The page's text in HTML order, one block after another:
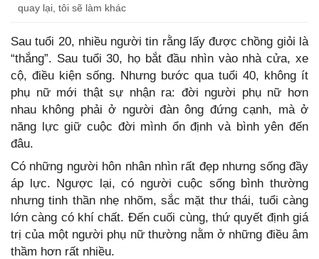
quay lại, tôi sẽ làm khác
Sau tuổi 20, nhiều người tin rằng lấy được chồng giỏi là
“thắng”. Sau tuổi 30, họ bắt đầu nhìn vào nhà cửa, xe
cộ, điều kiện sống. Nhưng bước qua tuổi 40, không ít
phụ nữ mới thật sự nhận ra: đời người phụ nữ hơn
nhau không phải ở người đàn ông đứng cạnh, mà ở
năng lực giữ cuộc đời mình ổn định và bình yên đến
đâu.
Có những người hôn nhân nhìn rất đẹp nhưng sống đầy
áp lực. Ngược lại, có người cuộc sống bình thường
nhưng tinh thần nhẹ nhõm, sắc mặt thư thái, tuổi càng
lớn càng có khí chất. Đến cuối cùng, thứ quyết định giá
trị của một người phụ nữ thường nằm ở những điều âm
thầm hơn rất nhiều.